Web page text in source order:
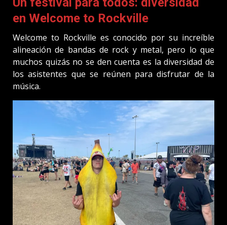
en Welcome to Rockville
Welcome to Rockville es conocido por su increíble
alineación de bandas de rock y metal, pero lo que
muchos quizás no se den cuenta es la diversidad de
los asistentes que se reúnen para disfrutar de la
música.